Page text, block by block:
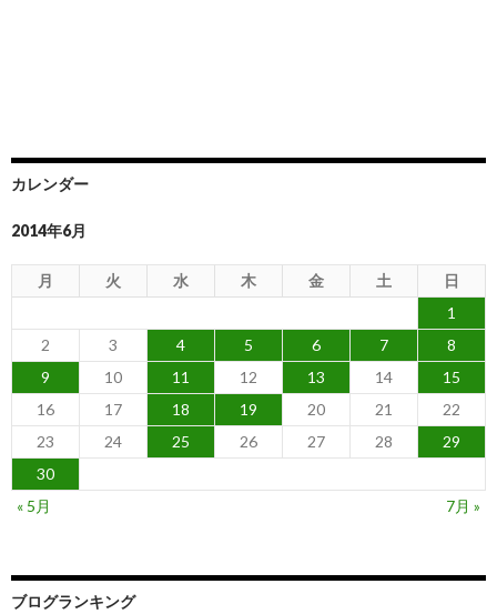
カレンダー
2014年6月
月 火 水 木 金 土
日
1
2
3 4 5 6 7
8
9
10 11 12 13 14
15
16
17 18 19 20 21
22
23
24 25 26 27 28
29
30
« 5月
7月 »
ブログランキング